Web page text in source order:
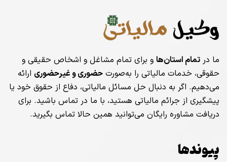
ما در تمام استان‌ها و برای تمام مشاغل و اشخاص حقیقی و
حقوقی، خدمات مالیاتی را به‌صورت حضوری و غیرحضوری ارائه
می‌دهیم. اگر به دنبال حل مسائل مالیاتی، دفاع از حقوق خود یا
پیشگیری از جرائم مالیاتی هستید، با ما در تماس باشید. برای
دریافت مشاوره رایگان می‌توانید همین حالا تماس بگیرید.
پیوندها